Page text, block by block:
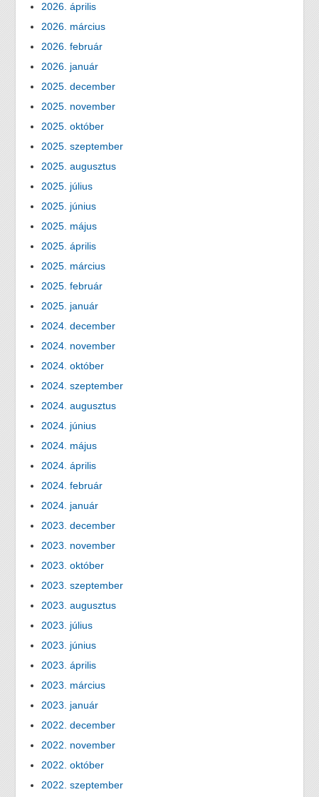
2026. április
2026. március
2026. február
2026. január
2025. december
2025. november
2025. október
2025. szeptember
2025. augusztus
2025. július
2025. június
2025. május
2025. április
2025. március
2025. február
2025. január
2024. december
2024. november
2024. október
2024. szeptember
2024. augusztus
2024. június
2024. május
2024. április
2024. február
2024. január
2023. december
2023. november
2023. október
2023. szeptember
2023. augusztus
2023. július
2023. június
2023. április
2023. március
2023. január
2022. december
2022. november
2022. október
2022. szeptember